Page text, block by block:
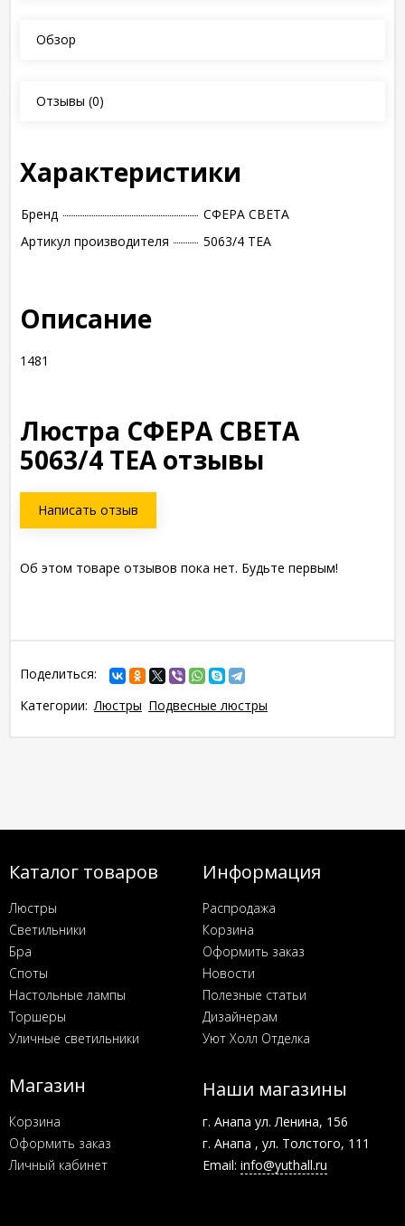
Обзор
Отзывы (0)
Характеристики
Бренд
СФЕРА СВЕТА
Артикул производителя
5063/4 TEA
Описание
1481
Люстра СФЕРА СВЕТА
5063/4 TEA отзывы
Написать отзыв
Об этом товаре отзывов пока нет. Будьте первым!
Поделиться:
Категории: Люстры Подвесные люстры
Каталог товаров
Люстры
Светильники
Бра
Споты
Настольные лампы
Торшеры
Уличные светильники
Информация
Распродажа
Корзина
Оформить заказ
Новости
Полезные статьи
Дизайнерам
Уют Холл Отделка
Магазин
Корзина
Оформить заказ
Личный кабинет
Наши магазины
г. Анапа ул. Ленина, 156
г. Анапа , ул. Толстого, 111
Email: info@yuthall.ru